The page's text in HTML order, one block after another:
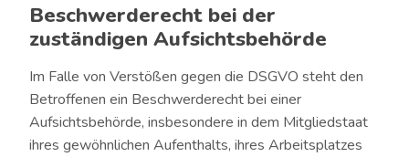
Beschwerderecht bei der
zuständigen Aufsichtsbehörde
Im Falle von Verstößen gegen die DSGVO steht den
Betroffenen ein Beschwerderecht bei einer
Aufsichtsbehörde, insbesondere in dem Mitgliedstaat
ihres gewöhnlichen Aufenthalts, ihres Arbeitsplatzes